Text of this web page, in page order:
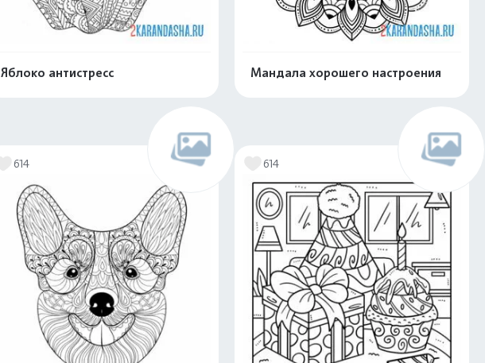
Яблоко антистресс Мандала хорошего настроения
614 614